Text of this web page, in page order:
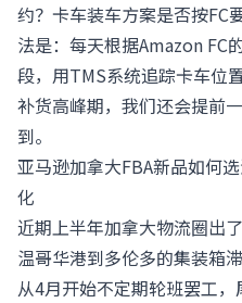
约？卡车装车方案是否按FC
法是：每天根据Amazon FC
段，用TMS系统追踪卡车位
补货高峰期，我们还会提前
到。
亚马逊加拿大FBA新品如何
化
近期上半年加拿大物流圈出
温哥华港到多伦多的集装箱
从4月开始不定期轮班罢工